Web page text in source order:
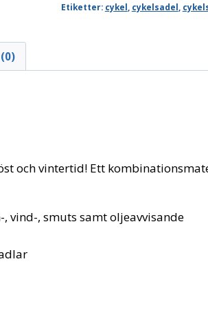
Etiketter: cykel cykelsadel
och vintertid! Ett
vind-, smuts samt oljeavvisande